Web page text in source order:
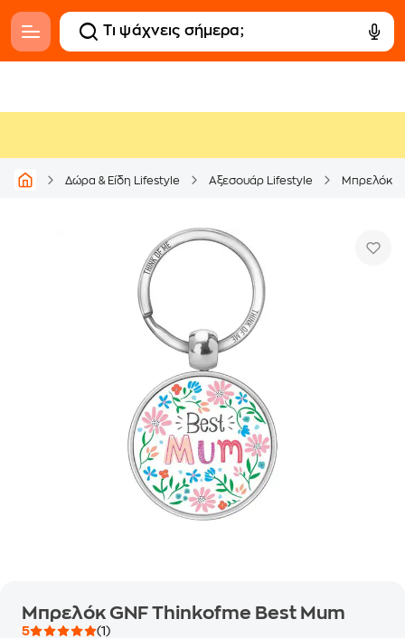
Δώρα & Είδη Lifestyle Αξεσουάρ Lifestyle Μπρελόκ
Μπρελόκ GNF Thinkofme Best Mum
5
(1)